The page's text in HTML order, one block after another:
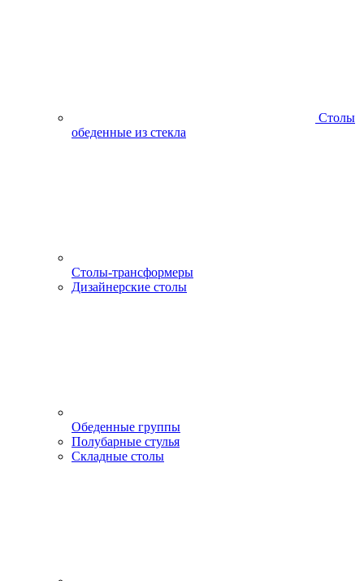
Столы
обеденные из стекла
Столы-трансформеры
Дизайнерские столы
Обеденные группы
Полубарные стулья
Складные столы